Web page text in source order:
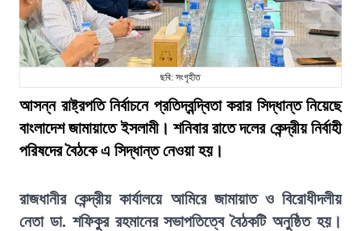
ছবি: সংগৃহীত
আসন্ন রাষ্ট্রপতি নির্বাচনে প্রতিদ্বন্দ্বিতা করার সিদ্ধান্ত নিয়েছে
বাংলাদেশ জামায়াতে ইসলামী। শনিবার রাতে দলের কেন্দ্রীয় নির্বাহী
পরিষদের বৈঠকে এ সিদ্ধান্ত নেওয়া হয়।
রাজধানীর কেন্দ্রীয় কার্যালয়ে আমিরে জামায়াত ও বিরোধীদলীয়
নেতা ডা. শফিকুর রহমানের সভাপতিত্বে বৈঠকটি অনুষ্ঠিত হয়।